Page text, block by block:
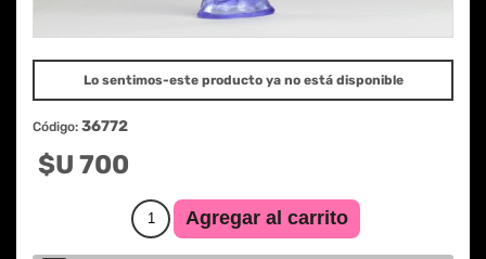
Lo sentimos-este producto ya no está disponible
Código: 36772
$U 700